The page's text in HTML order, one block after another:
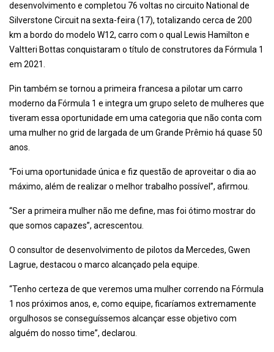
desenvolvimento e completou 76 voltas no circuito National de
Silverstone Circuit na sexta-feira (17), totalizando cerca de 200
km a bordo do modelo W12, carro com o qual Lewis Hamilton e
Valtteri Bottas conquistaram o título de construtores da Fórmula 1
em 2021.
Pin também se tornou a primeira francesa a pilotar um carro
moderno da Fórmula 1 e integra um grupo seleto de mulheres que
tiveram essa oportunidade em uma categoria que não conta com
uma mulher no grid de largada de um Grande Prêmio há quase 50
anos.
“Foi uma oportunidade única e fiz questão de aproveitar o dia ao
máximo, além de realizar o melhor trabalho possível”, afirmou.
“Ser a primeira mulher não me define, mas foi ótimo mostrar do
que somos capazes”, acrescentou.
O consultor de desenvolvimento de pilotos da Mercedes, Gwen
Lagrue, destacou o marco alcançado pela equipe.
“Tenho certeza de que veremos uma mulher correndo na Fórmula
1 nos próximos anos, e, como equipe, ficaríamos extremamente
orgulhosos se conseguíssemos alcançar esse objetivo com
alguém do nosso time”, declarou.